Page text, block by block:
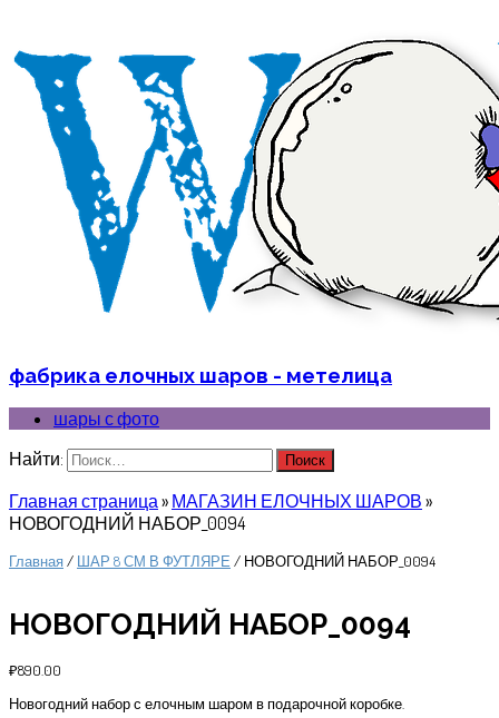
фабрика елочных шаров - метелица
шары с фото
Найти:
Главная страница» МАГАЗИН ЕЛОЧНЫХ ШАРОВ »
НОВОГОДНИЙ НАБОР_0094
Главная/ ШАР 8 СМ В ФУТЛЯРЕ / НОВОГОДНИЙ НАБОР_0094
НОВОГОДНИЙ НАБОР_0094
₽890.00
Новогодний набор с елочным шаром в подарочной коробке.